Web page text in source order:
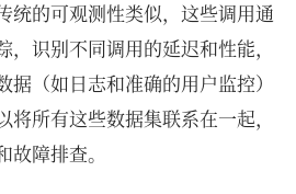
统的可观测性类似，这些调用通
识别不同调用的延迟和性能，
（如日志和准确的用户监控）
所有这些数据集联系在一起，
障排查。